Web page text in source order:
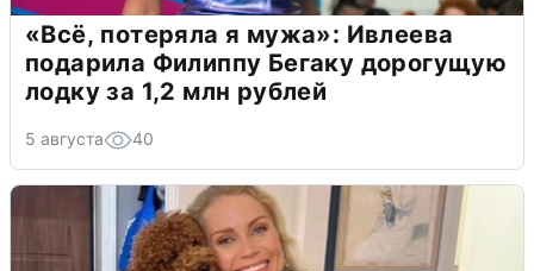
«Всё, потеряла я мужа»: Ивлеева
подарила Филиппу Бегаку дорогущую
лодку за 1,2 млн рублей
5 августа 40